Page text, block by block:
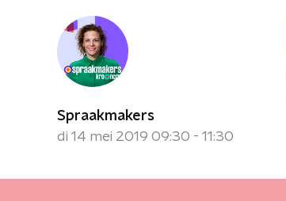
Spraakmakers
di 14 mei 2019 09:30 - 11:30